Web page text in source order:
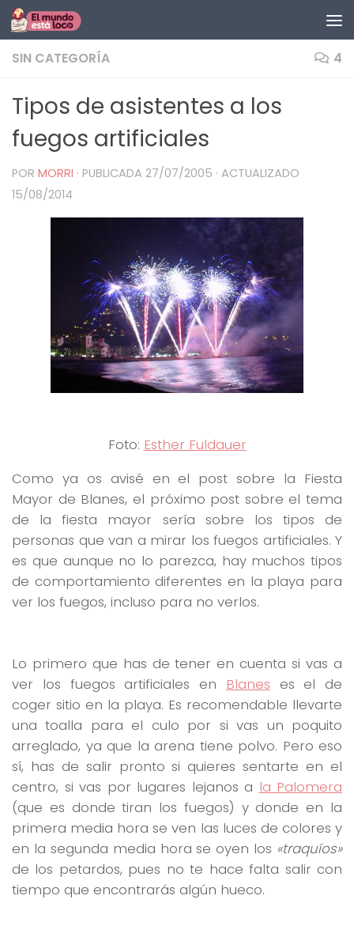
Saltar al contenido
SIN CATEGORÍA 4
Tipos de asistentes a los
fuegos artificiales
POR MORRI · PUBLICADA 27/07/2005 · ACTUALIZADO
15/08/2014
Foto: Esther Fuldauer
Como ya os avisé en el post sobre la Fiesta
Mayor de Blanes, el próximo post sobre el tema
de la fiesta mayor sería sobre los tipos de
personas que van a mirar los fuegos artificiales. Y
es que aunque no lo parezca, hay muchos tipos
de comportamiento diferentes en la playa para
ver los fuegos, incluso para no verlos.
Lo primero que has de tener en cuenta si vas a
ver los fuegos artificiales en Blanes es el de
coger sitio en la playa. Es recomendable llevarte
una toalla para el culo por si vas un poquito
arreglado, ya que la arena tiene polvo. Pero eso
sí, has de salir pronto si quieres sentarte en el
centro, si vas por lugares lejanos a la Palomera
(que es donde tiran los fuegos) y donde en la
primera media hora se ven las luces de colores y
en la segunda media hora se oyen los «traquíos»
de los petardos, pues no te hace falta salir con
tiempo que encontrarás algún hueco.